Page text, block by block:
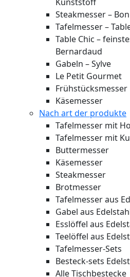
Steakmesser –
Tafelmesser –
Table Chic –
Bernardaud
Gabeln – Sylve
Le Petit Gourmet
Frühstücksmesser
Käsemesser
Nach art der produkte
Tafelmesser mit
Tafelmesser mit
Buttermesser
Käsemesser
Steakmesser
Brotmesser
Tafelmesser aus
Gabel aus
Esslöffel aus
Teelöffel aus
Tafelmesser-Sets
Besteck-sets
Alle Tischbestecke